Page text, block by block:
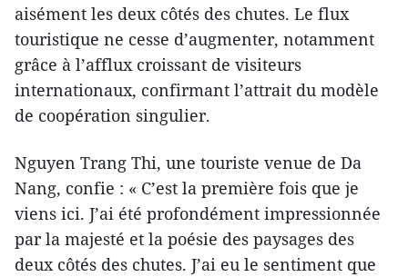
aisément les deux côtés des chutes. Le flux
touristique ne cesse d’augmenter, notamment
grâce à l’afflux croissant de visiteurs
internationaux, confirmant l’attrait du modèle
de coopération singulier.
Nguyen Trang Thi, une touriste venue de Da
Nang, confie : « C’est la première fois que je
viens ici. J’ai été profondément impressionnée
par la majesté et la poésie des paysages des
deux côtés des chutes. J’ai eu le sentiment que